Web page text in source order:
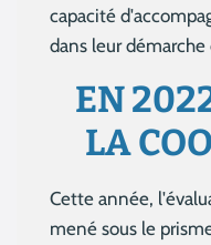
capacité
dans leur
EN
LA
Cette année,
mené sous le